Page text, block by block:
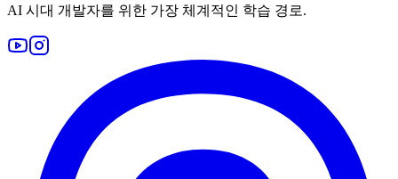
AI 시대 개발자를 위한 가장 체계적인 학습 경로.